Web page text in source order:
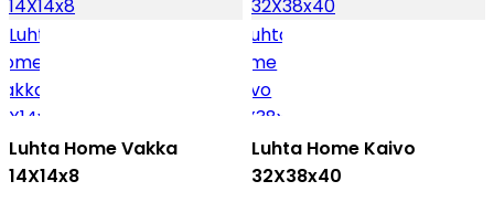
Luhta Home Vakka
14X14x8
Luhta Home Kaivo
32X38x40